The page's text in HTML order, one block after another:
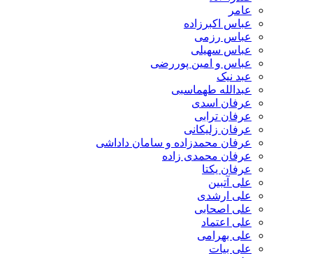
عامر
عباس اکبرزاده
عباس رزمی
عباس سهیلی
عباس و امین پوررضی
عبد نیک
عبدالله طهماسبی‎
عرفان اسدی
عرفان ترابی
عرفان زلیکانی
عرفان محمدزاده و سامان داداشی
عرفان محمدی زاده
عرفان یکتا
علی آتبین
علی ارشدی
علی اصحابی
علی اعتماد
علی بهرامی
علی بیات